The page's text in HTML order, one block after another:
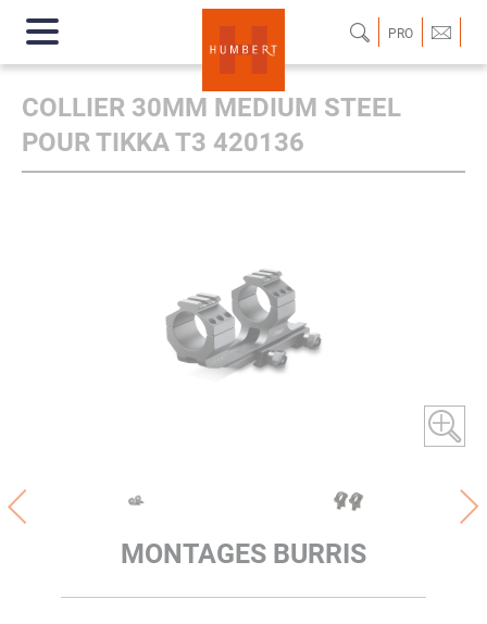
PRO
COLLIER 30MM MEDIUM STEEL
POUR TIKKA T3 420136
MONTAGES BURRIS